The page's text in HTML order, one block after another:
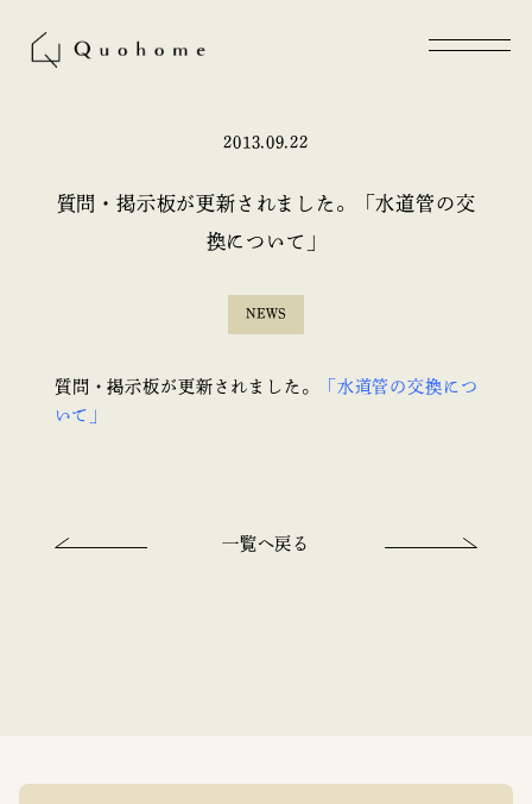
2013.09.22
質問・掲示板が更新されました。「水道管の交
換について」
NEWS
質問・掲示板が更新されました。
「水道管の交換につ
いて」
一覧へ戻る